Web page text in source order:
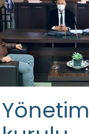
Yönetim